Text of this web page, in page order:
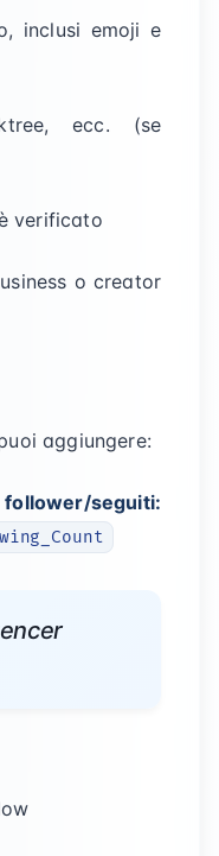
inclusi emoji e
ecc. (se
verificato
o creator
aggiungere:
seguiti: